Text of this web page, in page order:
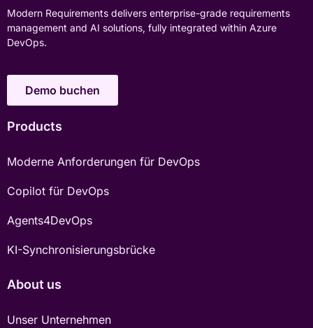
Modern Requirements delivers enterprise-grade requirements
management and AI solutions, fully integrated within Azure
DevOps.
Demo buchen
Products
Moderne Anforderungen für DevOps
Copilot für DevOps
Agents4DevOps
KI-Synchronisierungsbrücke
About us
Unser Unternehmen